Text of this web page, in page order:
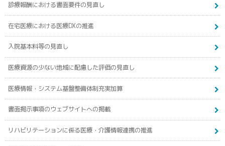
診療報酬における書面要件の見直し
在宅医療における医療DXの推進
入院基本料等の見直し
医療資源の少ない地域に配慮した評価の見直し
医療情報・システム基盤整備体制充実加算
書面掲示事項のウェブサイトへの掲載
リハビリテーションに係る医療・介護情報連携の推進